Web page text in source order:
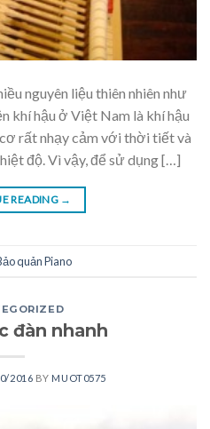
nguyên liệu thiên nhiên như
khí hậu ở Việt Nam là khí hậu
rất nhạy cảm với thời tiết và
độ. Vì vậy, để sử dụng […]
READING →
quản Piano
đàn nhanh
2016 BY MUOT0575